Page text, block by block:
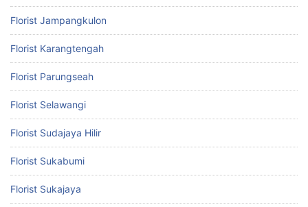
Florist Jampangkulon
Florist Karangtengah
Florist Parungseah
Florist Selawangi
Florist Sudajaya Hilir
Florist Sukabumi
Florist Sukajaya